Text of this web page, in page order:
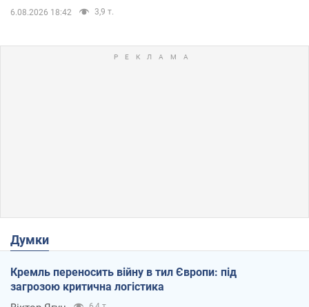
6.08.2026 18:42 3,9 т.
Думки
Кремль переносить війну в тил Європи: під
загрозою критична логістика